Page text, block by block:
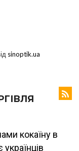
sinoptik.ua
кокаїну в